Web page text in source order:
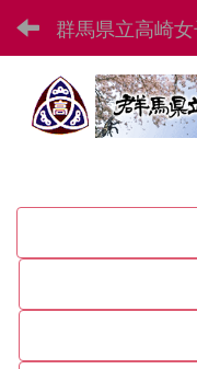
群馬県立高崎